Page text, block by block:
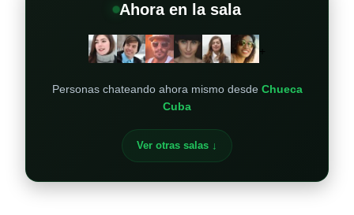
Ahora en la sala
Personas chateando ahora mismo desde Chueca
Cuba
Ver otras salas ↓